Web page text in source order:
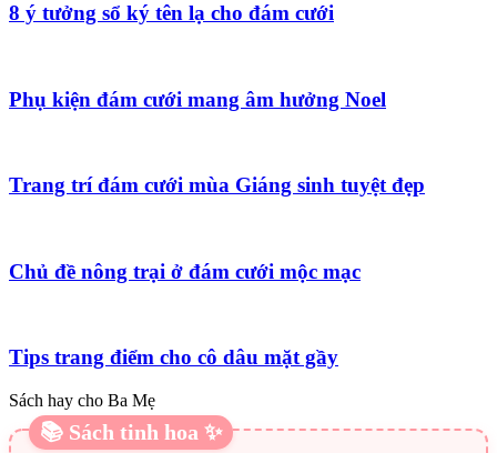
8 ý tưởng sổ ký tên lạ cho đám cưới
Phụ kiện đám cưới mang âm hưởng Noel
Trang trí đám cưới mùa Giáng sinh tuyệt đẹp
Chủ đề nông trại ở đám cưới mộc mạc
Tips trang điểm cho cô dâu mặt gầy
Sách hay cho Ba Mẹ
📚 Sách tinh hoa ✨